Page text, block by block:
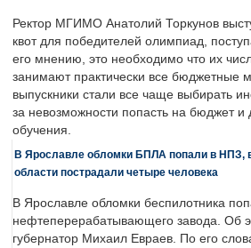
Ректор МГИМО Анатолий Торкунов
квот для победителей олимпиад,
его мнению, это необходимо что их
занимают практически все бюджетные
выпускники стали все чаще выбирать
за невозможности попасть на бюджет и
обучения.
В Ярославле обломки БПЛА попали в НПЗ,
области пострадали четыре человека
В Ярославле обломки беспилотника
нефтеперерабатывающего завода. Об
губернатор Михаил Евраев. По его